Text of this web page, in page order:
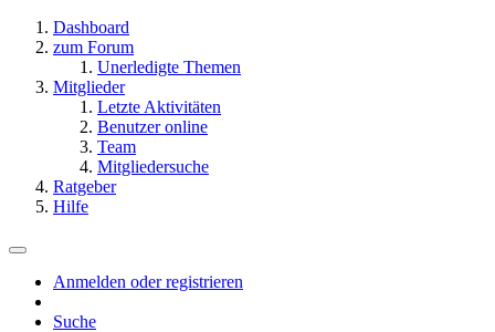
Dashboard
zum Forum
Unerledigte Themen
Mitglieder
Letzte Aktivitäten
Benutzer online
Team
Mitgliedersuche
Ratgeber
Hilfe
Anmelden oder registrieren
Suche